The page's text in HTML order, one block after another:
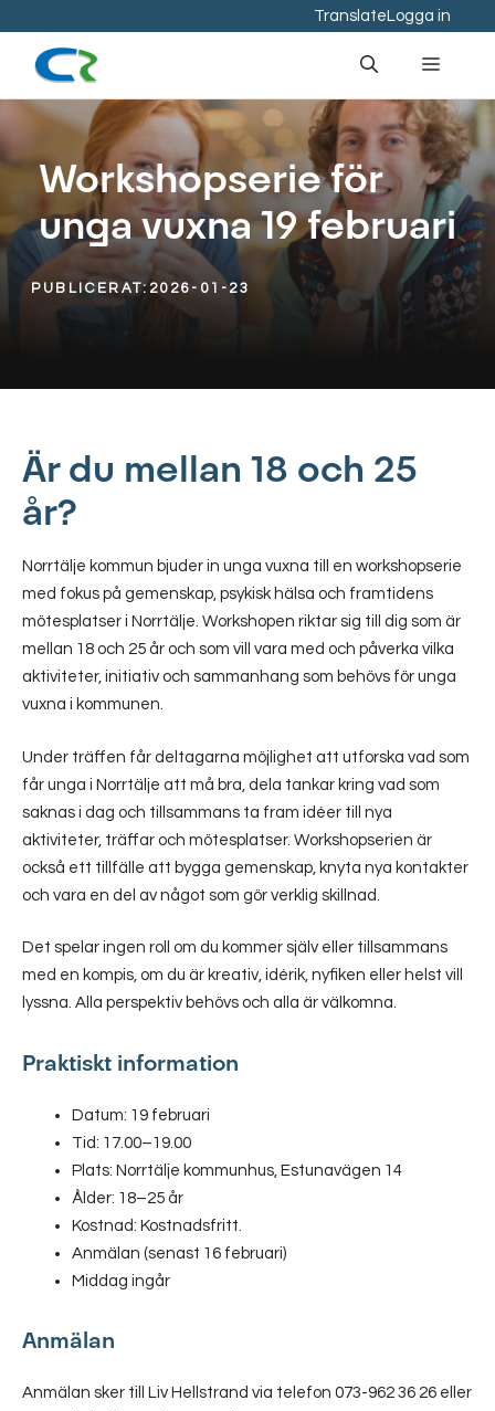
innehåll
Translate Logga in
Meny
Workshopserie för
unga vuxna 19 februari
PUBLICERAT: 2026-01-23
Är du mellan 18 och 25
år?
Norrtälje kommun bjuder in unga vuxna till en workshopserie
med fokus på gemenskap, psykisk hälsa och framtidens
mötesplatser i Norrtälje. Workshopen riktar sig till dig som är
mellan 18 och 25 år och som vill vara med och påverka vilka
aktiviteter, initiativ och sammanhang som behövs för unga
vuxna i kommunen.
Under träffen får deltagarna möjlighet att utforska vad som
får unga i Norrtälje att må bra, dela tankar kring vad som
saknas i dag och tillsammans ta fram idéer till nya
aktiviteter, träffar och mötesplatser. Workshopserien är
också ett tillfälle att bygga gemenskap, knyta nya kontakter
och vara en del av något som gör verklig skillnad.
Det spelar ingen roll om du kommer själv eller tillsammans
med en kompis, om du är kreativ, idérik, nyfiken eller helst vill
lyssna. Alla perspektiv behövs och alla är välkomna.
Praktiskt information
Datum: 19 februari
Tid: 17.00–19.00
Plats: Norrtälje kommunhus, Estunavägen 14
Ålder: 18–25 år
Kostnad: Kostnadsfritt.
Anmälan (senast 16 februari)
Middag ingår
Anmälan
Anmälan sker till Liv Hellstrand via telefon 073-962 36 26 eller